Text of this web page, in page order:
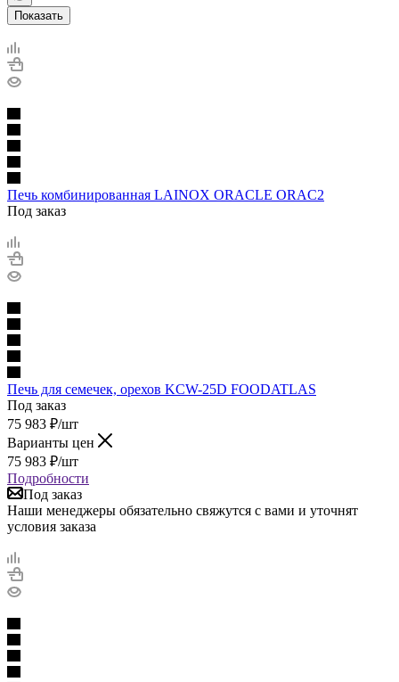
Показать
Печь комбинированная LAINOX ORACLE ORAC2
Под заказ
Печь для семечек, орехов KCW-25D FOODATLAS
Под заказ
75 983 ₽/шт
Варианты цен
75 983 ₽/шт
Подробности
Под заказ
Наши менеджеры обязательно свяжутся с вами и уточнят
условия заказа